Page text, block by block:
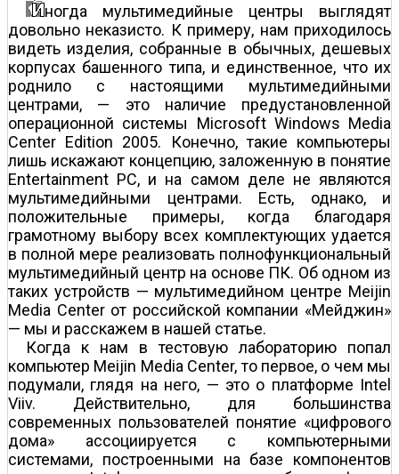
ногда мультимедийные центры выглядят
довольно неказисто. К примеру, нам приходилось
видеть изделия, собранные в обычных, дешевых
корпусах башенного типа, и единственное, что их
роднило с настоящими мультимедийными
центрами, — это наличие предустановленной
операционной системы Microsoft Windows Media
Center Edition 2005. Конечно, такие компьютеры
лишь искажают концепцию, заложенную в понятие
Entertainment PC, и на самом деле не являются
мультимедийными центрами. Есть, однако, и
положительные примеры, когда благодаря
грамотному выбору всех комплектующих удается
в полной мере реализовать полнофункциональный
мультимедийный центр на основе ПК. Об одном из
таких устройств — мультимедийном центре Meijin
Media Center от российской компании «Мейджин»
— мы и расскажем в нашей статье.
Когда к нам в тестовую лабораторию попал
компьютер Meijin Media Center, то первое, о чем мы
подумали, глядя на него, — это о платформе Intel
Viiv. Действительно, для большинства
современных пользователей понятие «цифрового
дома» ассоциируется с компьютерными
системами, построенными на базе компонентов